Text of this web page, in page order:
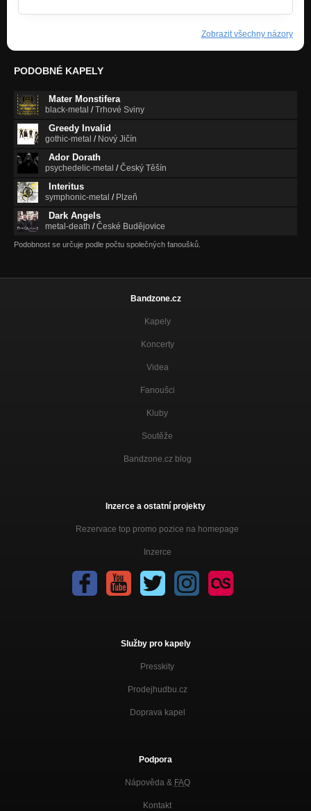
Zobrazit všechny názory
PODOBNÉ KAPELY
Mater Monstifera
black-metal /Trhové Sviny
Greedy Invalid
gothic-metal / Nový Jičín
Ador Dorath
psychedelic-metal /Český Těšín
Interitus
symphonic-metal / Plzeň
Dark Angels
metal-death /České Budějovice
Podobnost se určuje podle počtu společných fanoušků.
Bandzone.cz
Kapely
Koncerty
Videa
Fanoušci
Kluby
Soutěže
Bandzone.cz blog
Inzerce a ostatní projekty
Rezervace top promo pozice na homepage
Inzerce
Služby pro kapely
Presskity
Prodejhudbu.cz
Doprava kapel
Podpora
Nápověda & FAQ
Kontakt